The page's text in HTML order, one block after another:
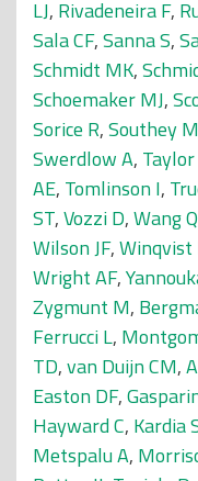
LJ, Rivadeneira F,
Sala CF,Sanna S,
Schmidt MK,
Schoemaker MJ,
Sorice R,Southey
Swerdlow A,
AE, Tomlinson I,
ST,Vozzi D,Wang Q
Wilson JF,Winqvist
Wright AF,
Zygmunt M,
Ferrucci L,
TD,van Duijn CM,
Easton DF,
Hayward C, Kardia
Metspalu A,